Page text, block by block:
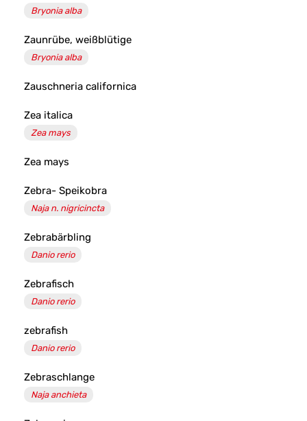
Bryonia alba
Zaunrübe, weißblütige
Bryonia alba
Zauschneria californica
Zea italica
Zea mays
Zea mays
Zebra- Speikobra
Naja n. nigricincta
Zebrabärbling
Danio rerio
Zebrafisch
Danio rerio
zebrafish
Danio rerio
Zebraschlange
Naja anchieta